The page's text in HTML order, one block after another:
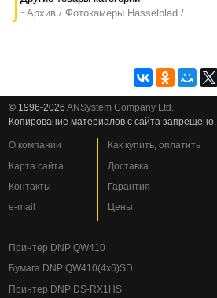
~Архив Фотокамеры Hasselblad
© 1996-2026ANSystem Company Ltd.
Копирование материалов с сайта запрещено.
О компании
Карта сайта
Контакты
e-mail
Как купить, оплатить
Доставка
Гарантия
Цены
Принтер DNP QW410
Бумага DNP QW410(4x6)SD
Принтер DNP DS-RX1HS